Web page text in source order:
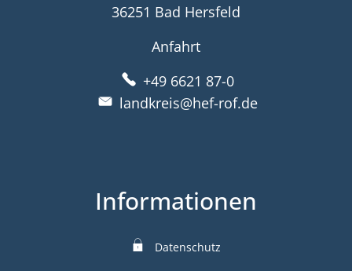
36251 Bad Hersfeld
Anfahrt
+49 6621 87-0
landkreis@hef-rof.de
Informationen
Datenschutz